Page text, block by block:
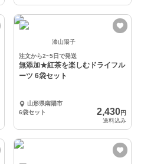
漆山陽子
注文から2~5日で発送
無添加★紅茶を楽しむドライフル
ーツ 6袋セット
山形県南陽市
6袋セット
2,430円
送料込み